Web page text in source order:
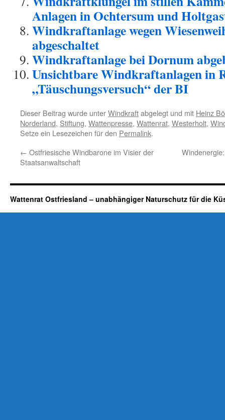
Anlagen in Ochtersum und
Windkraftanlage wegen
abgeschaltet
Windkraftanlage bei Dornum
Unsichtbare Windkraftanlagen in
„Täuschungsversuch“ der BI
Dieser Beitrag wurde unterWindkraftabgelegt und mit Heinz
Norderland, Stiftung, Wattenpresse, Wattenrat, Westerholt,
Setze ein Lesezeichen für den Permalink.
← Ostfriesische Windbarone im Visier der
Staatsanwaltschaft
Wattenrat Ostfriesland – unabhängiger Naturschutz für die